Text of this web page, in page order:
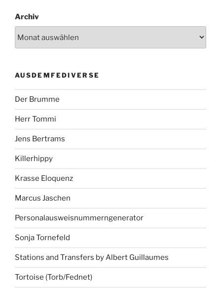
Archiv
AUSDEMFEDIVERSE
Der Brumme
Herr Tommi
Jens Bertrams
Killerhippy
Krasse Eloquenz
Marcus Jaschen
Personalausweisnummerngenerator
Sonja Tornefeld
Stations and Transfers by Albert Guillaumes
Tortoise (Torb/Fednet)